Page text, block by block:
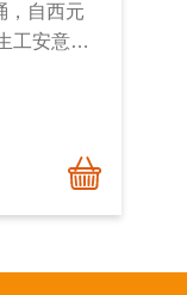
，自西元
工安意